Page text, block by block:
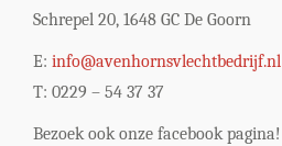
Schrepel 20, 1648 GC De Goorn
E: info@avenhornsvlechtbedrijf.nl
T: 0229 – 54 37 37
Bezoek ook onze facebook pagina!